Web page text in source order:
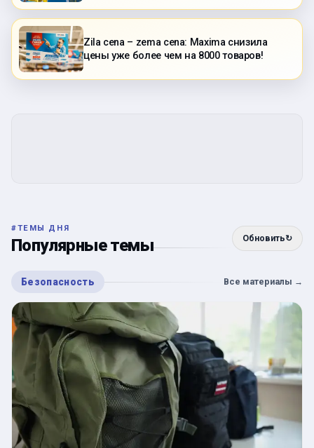
Zila cena – zema cena: Maxima снизила
цены уже более чем на 8000 товаров!
#ТЕМЫ ДНЯ
Популярные темы Обновить↻
Безопасность Все материалы →